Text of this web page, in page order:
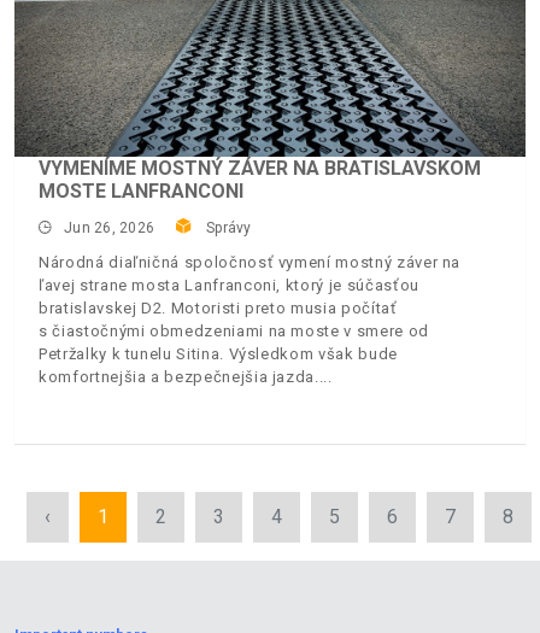
VYMENÍME MOSTNÝ ZÁVER NA BRATISLAVSKOM
MOSTE LANFRANCONI
Jun 26, 2026 Správy
Národná diaľničná spoločnosť vymení mostný záver na
ľavej strane mosta Lanfranconi, ktorý je súčasťou
bratislavskej D2. Motoristi preto musia počítať
s čiastočnými obmedzeniami na moste v smere od
Petržalky k tunelu Sitina. Výsledkom však bude
komfortnejšia a bezpečnejšia jazda.
‹ 1 2 3 4 5 6 7 8